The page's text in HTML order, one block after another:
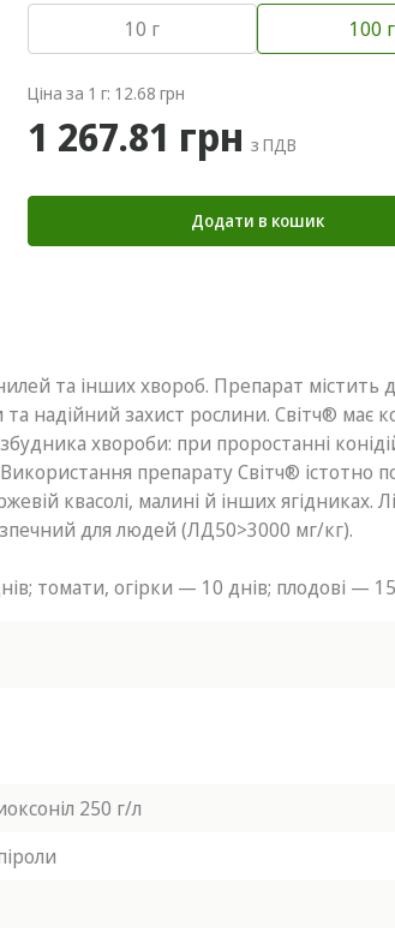
10 г
100 г
Ціна за 1 г: 12.68 грн
1 267.81 грн з ПДВ
Додати в кошик
та інших хвороб. Препарат
надійний захист рослини. Світч® має
хвороби: при проростанні
препарату Світч® істотно
квасолі, малині й інших
для людей (ЛД50>3000 мг/кг).
томати, огірки — 10 днів; плодові —
250 г/л